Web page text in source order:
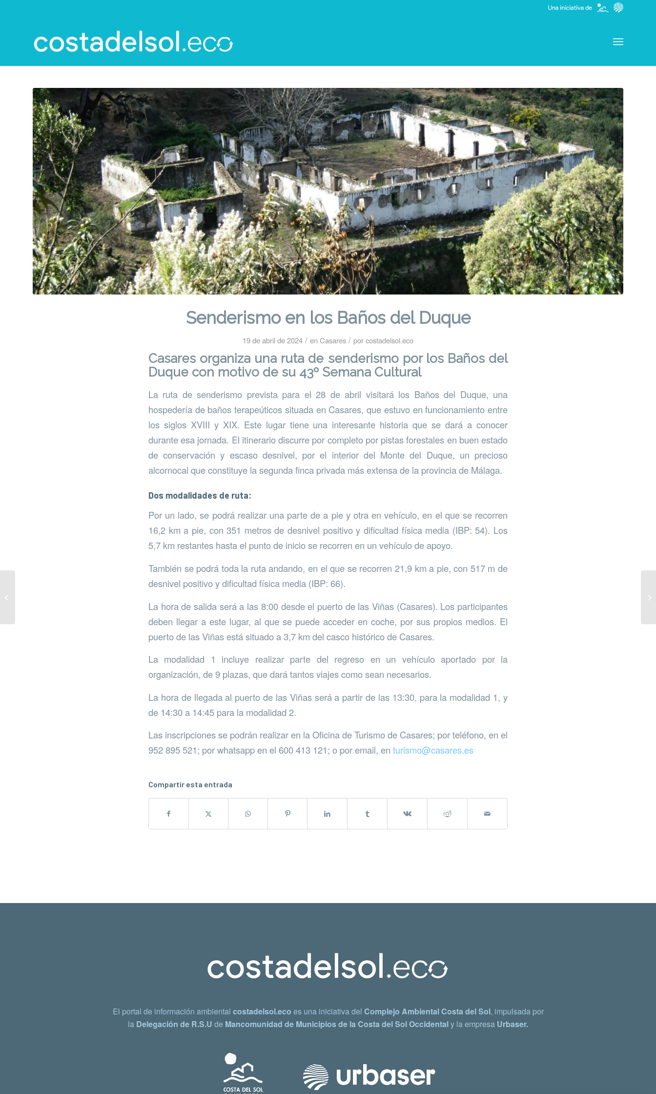
Senderismo en los Baños del Duque
19 de abril de 2024 / enCasares / porcostadelsol.eco
Casares organiza una ruta de senderismo por los Baños del
Duque con motivo de su 43º Semana Cultural
La ruta de senderismo prevista para el 28 de abril visitará los Baños del Duque, una
hospedería de baños terapeúticos situada en Casares, que estuvo en funcionamiento entre
los siglos XVIII y XIX. Este lugar tiene una interesante historia que se dará a conocer
durante esa jornada. El itinerario discurre por completo por pistas forestales en buen estado
de conservación y escaso desnivel, por el interior del Monte del Duque, un precioso
alcornocal que constituye la segunda finca privada más extensa de la provincia de Málaga.
Dos modalidades de ruta:
Por un lado, se podrá realizar una parte de a pie y otra en vehículo, en el que se recorren
16,2 km a pie, con 351 metros de desnivel positivo y dificultad física media (IBP: 54). Los
5,7 km restantes hasta el punto de inicio se recorren en un vehículo de apoyo.
También se podrá toda la ruta andando, en el que se recorren 21,9 km a pie, con 517 m de
desnivel positivo y dificultad física media (IBP: 66).
La hora de salida será a las 8:00 desde el puerto de las Viñas (Casares). Los participantes
deben llegar a este lugar, al que se puede acceder en coche, por sus propios medios. El
puerto de las Viñas está situado a 3,7 km del casco histórico de Casares.
La modalidad 1 incluye realizar parte del regreso en un vehículo aportado por la
organización, de 9 plazas, que dará tantos viajes como sean necesarios.
La hora de llegada al puerto de las Viñas será a partir de las 13:30, para la modalidad 1, y
de 14:30 a 14:45 para la modalidad 2.
Las inscripciones se podrán realizar en la Oficina de Turismo de Casares; por teléfono, en el
952 895 521; por whatsapp en el 600 413 121; o por email, en turismo@casares.es
Compartir esta entrada
El portal de información ambiental costadelsol.eco es una iniciativa del Complejo Ambiental Costa del Sol, impulsada por
la Delegación de R.S.U de Mancomunidad de Municipios de la Costa del Sol Occidentaly la empresa Urbaser.